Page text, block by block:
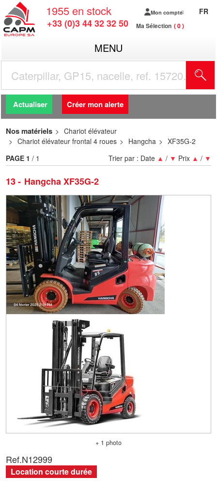
1955 en stock
+33 (0)3 44 32 32 50
Mon compte
Ma Sélection 0
FR
MENU
Actualiser Créer mon alerte
Nos matériels
Chariot élévateur
Chariot élévateur frontal 4 roues
Hangcha XF35G-2
13 Hangcha XF35G-2
Trier par : Date ▲ / ▼ Prix ▲ / ▼
PAGE 1 / 1
+ 1 photo
Ref.N12999
Location courte durée